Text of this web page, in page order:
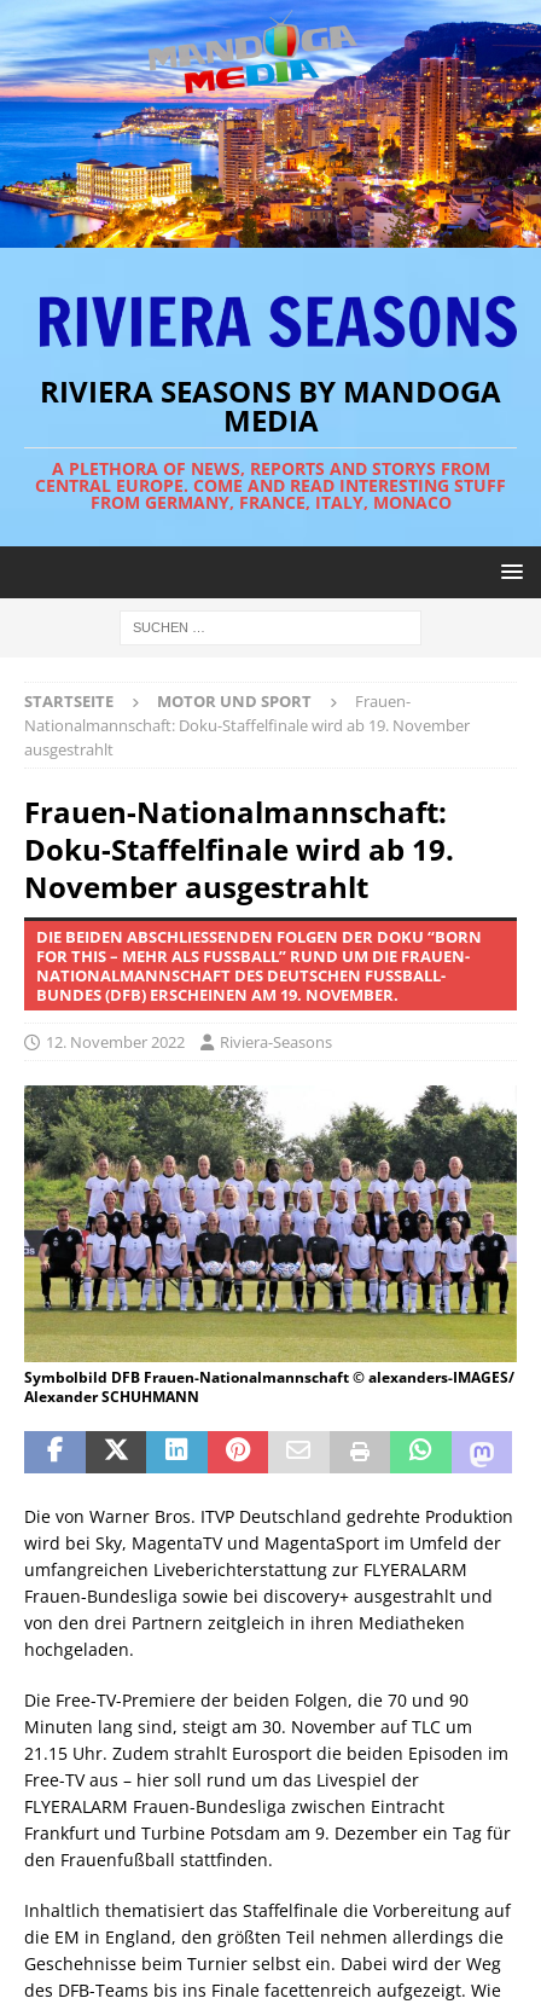
RIVIERA SEASONS BY MANDOGA
MEDIA
A PLETHORA OF NEWS, REPORTS AND STORYS FROM
CENTRAL EUROPE. COME AND READ INTERESTING STUFF
FROM GERMANY, FRANCE, ITALY, MONACO
STARTSEITE MOTOR UND SPORT
Frauen-
Nationalmannschaft: Doku-Staffelfinale wird ab 19. November
ausgestrahlt
Frauen-Nationalmannschaft:
Doku-Staffelfinale wird ab 19.
November ausgestrahlt
DIE BEIDEN ABSCHLIESSENDEN FOLGEN DER DOKU “BORN F
OR THIS – MEHR ALS FUSSBALL” RUND UM DIE FRAUEN-NA
TIONALMANNSCHAFT DES DEUTSCHEN FUSSBALL-BUN
DES (DFB) ERSCHEINEN AM 19. NOVEMBER.
12. November 2022 Riviera-Seasons
Symbolbild DFB Frauen-Nationalmannschaft © alexanders-IMAGES/
Alexander SCHUHMANN
Die von Warner Bros. ITVP Deutschland gedrehte Produktion
wird bei Sky, MagentaTV und MagentaSport im Umfeld der
umfangreichen Liveberichterstattung zur FLYERALARM
Frauen-Bundesliga sowie bei discovery+ ausgestrahlt und
von den drei Partnern zeitgleich in ihren Mediatheken
hochgeladen.
Die Free-TV-Premiere der beiden Folgen, die 70 und 90
Minuten lang sind, steigt am 30. November auf TLC um
21.15 Uhr. Zudem strahlt Eurosport die beiden Episoden im
Free-TV aus – hier soll rund um das Livespiel der
FLYERALARM Frauen-Bundesliga zwischen Eintracht
Frankfurt und Turbine Potsdam am 9. Dezember ein Tag für
den Frauenfußball stattfinden.
Inhaltlich thematisiert das Staffelfinale die Vorbereitung auf
die EM in England, den größten Teil nehmen allerdings die
Geschehnisse beim Turnier selbst ein. Dabei wird der Weg
des DFB-Teams bis ins Finale facettenreich aufgezeigt. Wie